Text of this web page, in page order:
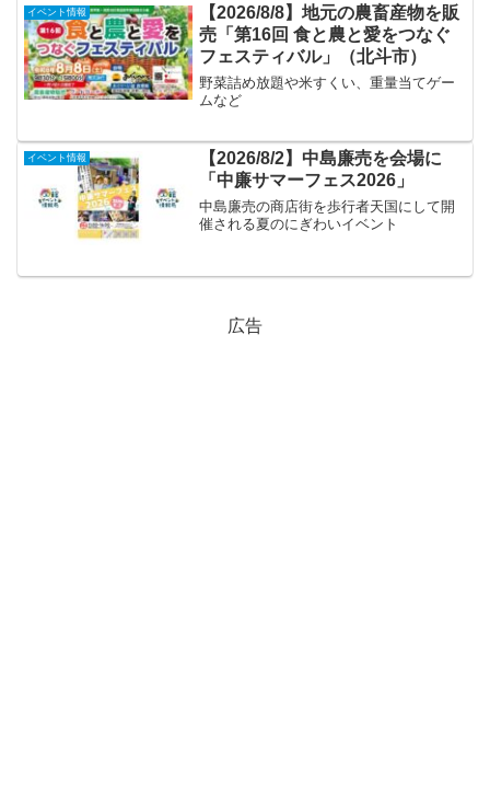
イベント情報
【2026/8/8】地元の農畜産物を販
売「第16回 食と農と愛をつなぐ
フェスティバル」（北斗市）
野菜詰め放題や米すくい、重量当てゲー
ムなど
イベント情報
【2026/8/2】中島廉売を会場に
「中廉サマーフェス2026」
中島廉売の商店街を歩行者天国にして開
催される夏のにぎわいイベント
広告